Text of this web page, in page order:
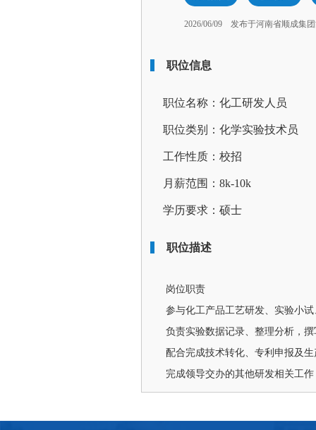
2026/06/09 发布于河南省顺成集
职位信息
职位名称：化工研发人员
职位类别：化学实验技术员
工作性质：校招
月薪范围：8k-10k
学历要求：硕士
职位描述
岗位职责
参与化工产品工艺研发、实验小
负责实验数据记录、整理分析，
配合完成技术转化、专利申报及
完成领导交办的其他研发相关工作